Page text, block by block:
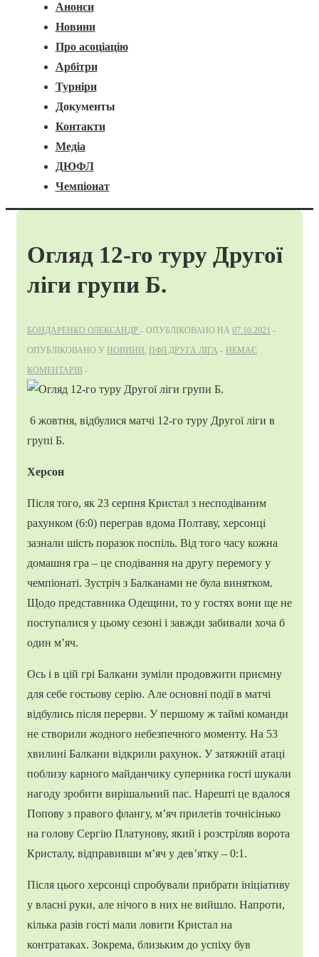
Анонси
Новини
Про асоціацію
Арбітри
Турніри
Документы
Контакти
Медіа
ДЮФЛ
Чемпіонат
Огляд 12-го туру Другої
ліги групи Б.
БОНДАРЕНКО ОЛЕКСАНДР ОПУБЛІКОВАНО НА 07.10.2021
ОПУБЛІКОВАНО У НОВИНИ ПФЛ ДРУГА ЛІГА
НЕМАЄ
КОМЕНТАРІВ
6 жовтня, відбулися матчі 12-го туру Другої ліги в
групі Б.
Херсон
Після того, як 23 серпня Кристал з несподіваним
рахунком (6:0) переграв вдома Полтаву, херсонці
зазнали шість поразок поспіль. Від того часу кожна
домашня гра – це сподівання на другу перемогу у
чемпіонаті. Зустріч з Балканами не була винятком.
Щодо представника Одещини, то у гостях вони ще не
поступалися у цьому сезоні і завжди забивали хоча б
один м’яч.
Ось і в цій грі Балкани зуміли продовжити приємну
для себе гостьову серію. Але основні події в матчі
відбулись після перерви. У першому ж таймі команди
не створили жодного небезпечного моменту. На 53
хвилині Балкани відкрили рахунок. У затяжній атаці
поблизу карного майданчику суперника гості шукали
нагоду зробити вирішальний пас. Нарешті це вдалося
Попову з правого флангу, м’яч прилетів точнісінько
на голову Сергію Платунову, який і розстріляв ворота
Кристалу, відправивши м’яч у дев’ятку – 0:1.
Після цього херсонці спробували прибрати ініціативу
у власні руки, але нічого в них не вийшло. Напроти,
кілька разів гості мали ловити Кристал на
контратаках. Зокрема, близьким до успіху був